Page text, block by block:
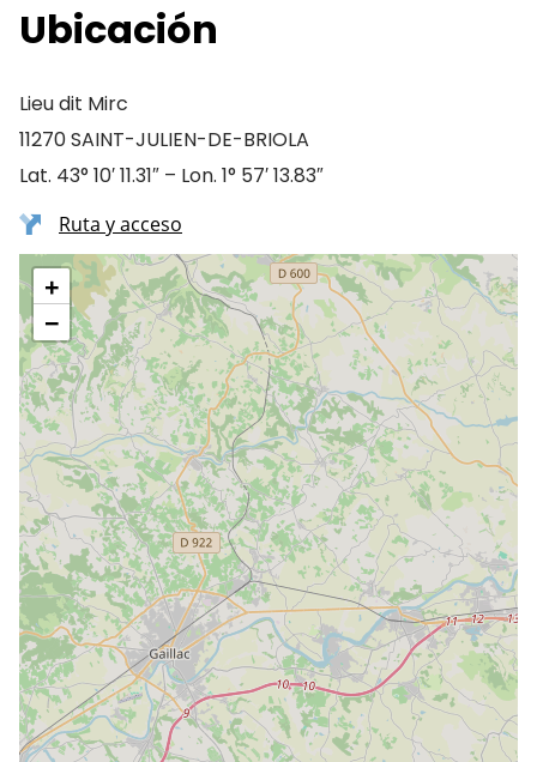
Ubicación
Lieu dit Mirc
11270 SAINT-JULIEN-DE-BRIOLA
Lat. 43° 10′ 11.31″ – Lon. 1° 57′ 13.83″
Ruta y acceso
+
−